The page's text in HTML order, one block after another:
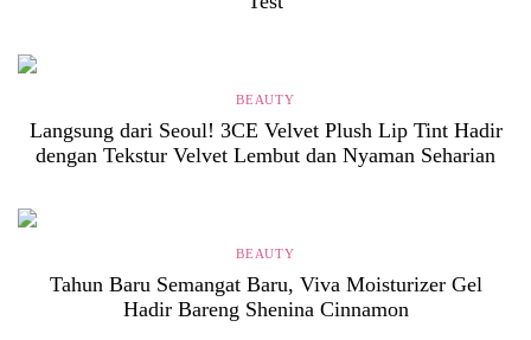
BEAUTY
Langsung dari Seoul! 3CE Velvet Plush Lip Tint Hadir
dengan Tekstur Velvet Lembut dan Nyaman Seharian
BEAUTY
Tahun Baru Semangat Baru, Viva Moisturizer Gel
Hadir Bareng Shenina Cinnamon